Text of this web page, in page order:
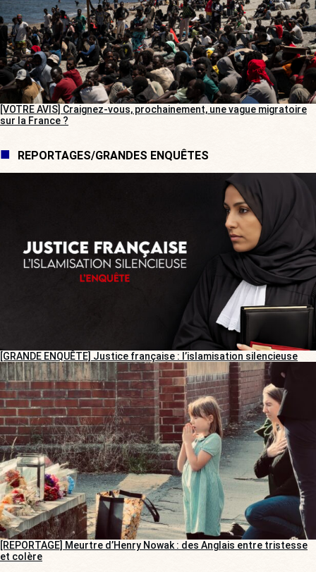
[VOTRE AVIS] Craignez-vous, prochainement, une vague migratoire
sur la France ?
REPORTAGES/GRANDES ENQUÊTES
[GRANDE ENQUÊTE] Justice française : l’islamisation silencieuse
[REPORTAGE] Meurtre d’Henry Nowak : des Anglais entre tristesse
et colère